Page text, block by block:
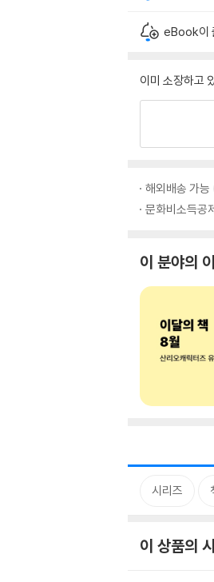
eBook이
이미 소장하고
해외배송 가능
문화비소득공
이 분야의
시리즈
이 상품의